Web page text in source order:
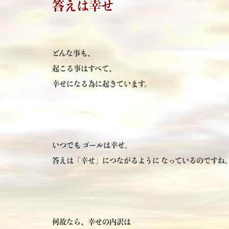
答えは幸せ
どんな事も、
起こる事はすべて、
幸せになる為に起きています。
いつでも ゴールは幸せ。
答えは「幸せ」につながるように なっているのですね
何故なら、幸せの内訳は